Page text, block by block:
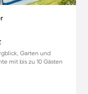
Garten und
mit bis zu 10 Gästen